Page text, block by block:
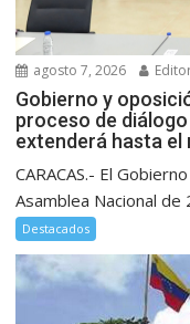
agosto 7, 2026
Gobierno y
proceso de
extenderá hasta el
CARACAS.- El
Asamblea Nacional
Destacados